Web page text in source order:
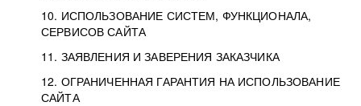
10. ИСПОЛЬЗОВАНИЕ СИСТЕМ, ФУНКЦИОНАЛА,
СЕРВИСОВ САЙТА
11. ЗАЯВЛЕНИЯ И ЗАВЕРЕНИЯ ЗАКАЗЧИКА
12. ОГРАНИЧЕННАЯ ГАРАНТИЯ НА ИСПОЛЬЗОВАНИЕ
САЙТА